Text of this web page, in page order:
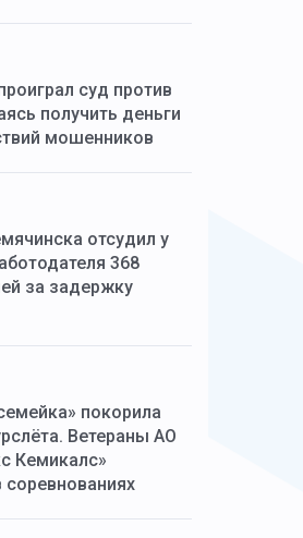
суд против
получить деньги
мошенников
отсудил у
368
за задержку
покорила
Ветераны АО
Кемикалс»
соревнованиях